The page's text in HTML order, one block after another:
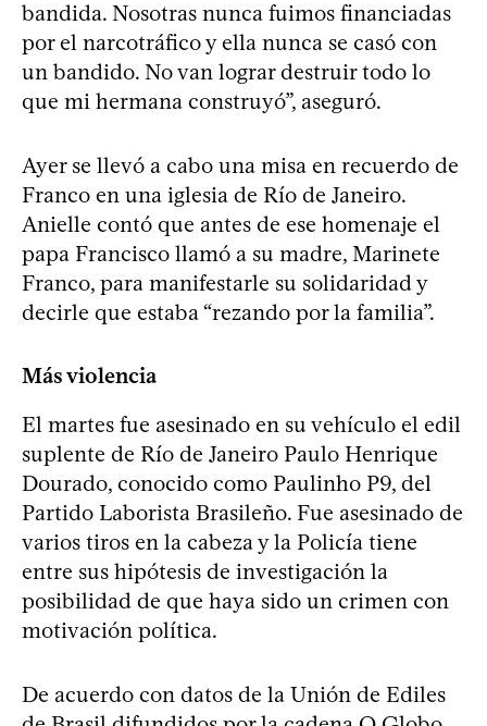
bandida. Nosotras nunca fuimos financiadas
por el narcotráfico y ella nunca se casó con
un bandido. No van lograr destruir todo lo
que mi hermana construyó”, aseguró.
Ayer se llevó a cabo una misa en recuerdo de
Franco en una iglesia de Río de Janeiro.
Anielle contó que antes de ese homenaje el
papa Francisco llamó a su madre, Marinete
Franco, para manifestarle su solidaridad y
decirle que estaba “rezando por la familia”.
Más violencia
El martes fue asesinado en su vehículo el edil
suplente de Río de Janeiro Paulo Henrique
Dourado, conocido como Paulinho P9, del
Partido Laborista Brasileño. Fue asesinado de
varios tiros en la cabeza y la Policía tiene
entre sus hipótesis de investigación la
posibilidad de que haya sido un crimen con
motivación política.
De acuerdo con datos de la Unión de Ediles